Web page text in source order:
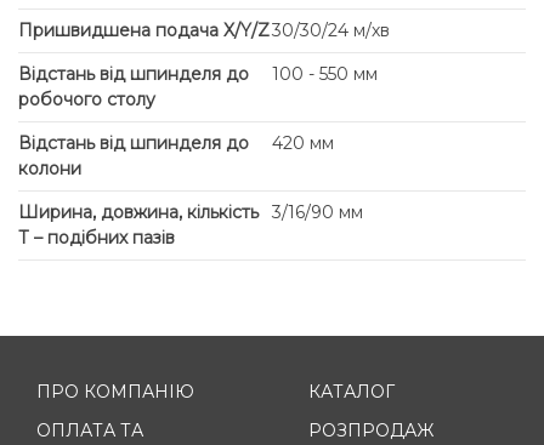
Пришвидшена подача X/Y/Z30/30/24 м/хв
Відстань від шпинделя до
робочого столу
100 - 550 мм
Відстань від шпинделя до
колони
420 мм
Ширина, довжина, кількість
Т – подібних пазів
3/16/90 мм
ПРО КОМПАНІЮ
ОПЛАТА ТА
КАТАЛОГ
РОЗПРОДАЖ